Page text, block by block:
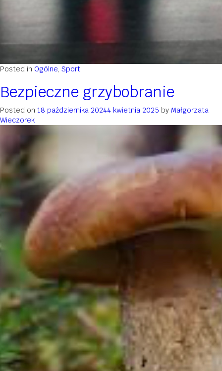
Posted in Ogólne, Sport
Bezpieczne grzybobranie
Posted on 18 października 20244 kwietnia 2025 by Małgorzata
Wieczorek